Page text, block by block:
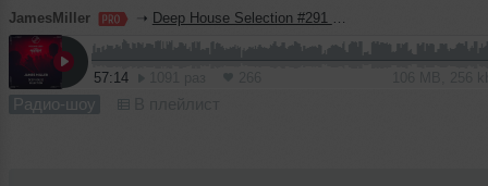
JamesMiller ➝ Deep House Selection #291 (Record Deep)
57:14
Радио-шоу